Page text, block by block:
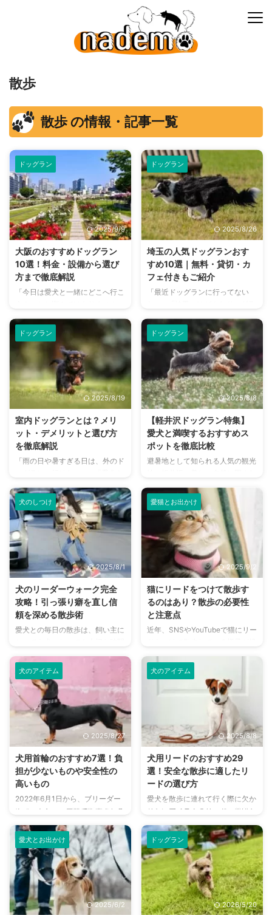
散歩
散歩 の情報・記事一覧
ドッグラン
2025/9/9
大阪のおすすめドッグラン
10選！料金・設備から選び
方まで徹底解説
「今日は愛犬と一緒にどこへ行こ
か？大阪には、広大な敷地でのび
のびと遊べるドッグランから、都
心でアクセスしやすい便利な施設
まで、魅力的なドッグランがたく
さんあります。 しかし、「初め
てドッグランに行くから不安」
「どの施設が愛犬に合っているか
わからない」という方も多いので
はないでしょうか。 この記事で
は、大阪府内にある人気のドッグ
ランを厳選し、料金、広さ、利用
条件、設備など、気になる情報を
網羅的に解説します。 さらに、
や、初心者でも安心して利用する
ための ...
ドッグラン
2025/8/26
埼玉の人気ドッグランおす
すめ10選｜無料・貸切・カ
フェ付きもご紹介
「最近ドッグランに行ってない
ンがあるんだろう？」 愛犬の運
動不足解消や、ストレス発散のた
めに、ドッグランを探している飼
い主さんは多いのではないでしょ
うか。しかし、いざ探してみる
と、たくさんの施設があってどこ
を選べばいいか迷ってしまいます
よね。 この記事では、埼玉県内
で特に人気の高いおすすめのドッ
グランを厳選してご紹介します。
愛犬と飼い主さんが笑顔になれる
ような、素敵なドッグランを見つ
けるためのヒントが満載です。
ら有料まで多様なドッグランがあ
り、 ...
ドッグラン
2025/8/19
室内ドッグランとは？メリ
ット・デメリットと選び方
を徹底解説
「雨の日や暑すぎる日は、外のド
思いっきり走らせてあげたいけ
ど、近所に広い公園がない…」。
そんな悩みを抱える飼い主さんの
間で、今「室内ドッグラン」が注
目を集めています。 天候に左右
されず、安全な環境で愛犬を自由
に遊ばせられる室内ドッグラン
は、多忙な現代の飼い主さんにと
って非常に便利な施設です。 こ
の記事では、室内ドッグランのメ
リットやデメリット、そして愛犬
と飼い主さんにとって最適な施設
を見つけるためのポイントを詳し
室内ドッグランは天候に左右され
ず ...
ドッグラン
2025/8/8
【軽井沢ドッグラン特集】
愛犬と満喫するおすすめス
ポットを徹底比較
避暑地として知られる人気の観光
たこの場所は、愛犬と一緒にリフ
レッシュするのに最適なスポット
です。 旅の醍醐味といえば、普
段のお散歩では味わえない、思い
っきり走り回れるドッグランでの
時間ですよね。しかし、軽井沢に
はたくさんのドッグランがあり、
「どこに行けばいいの？」「どん
な施設があるの？」と迷ってしま
う方も多いのではないでしょう
か。 この記事では、軽井沢エリ
アにある主要なドッグランを、そ
れぞれの特徴や魅力を交えながら
敷地でのびのび遊べる場所から、
カ ...
犬のしつけ
2025/8/1
犬のリーダーウォーク完全
攻略！引っ張り癖を直し信
頼を深める散歩術
愛犬との毎日の散歩は、飼い主に
です。しかし、「引っ張られて散
歩が大変」「拾い食いをして困
る」「他の犬に吠えてしまう」と
いった悩みを抱えている方も少な
くないでしょう。これらの問題行
動の多くは、実は散歩中の「リー
ダーシップ」が関係しているかも
しれません。 そこで今回注目し
たいのが、「リーダーウォーク」
です。これは、単に犬が引っ張ら
ないように歩くことだけを指すの
ではありません。散歩中、飼い主
がリーダーシップを発揮し、犬が
飼い主を信頼して横を並んで歩く
ことで、犬は安心感を得て、より
落 ...
愛猫とお出かけ
2025/9/2
猫にリードをつけて散歩す
るのはあり？散歩の必要性
と注意点
近年、SNSやYouTubeで猫にリー
稿されています。楽しそうに歩く
猫の姿を見ると、「猫も散歩がし
たいのかな？」「うちの子にも散
歩が必要なの？」と疑問に思いま
すよね。 猫によっては散歩が気
分転換になることもありますが、
ケガや脱走のリスクが高く、カラ
スに襲われるなどのトラブルも多
いです。 この記事では、猫にリ
ードをつけて散歩をする必要性や
デメリット、猫を散歩に連れて行
く場合の注意点について解説しま
す。 ぜひ最後までお読みいただ
き、飼い主さんと愛猫にとって散
歩が本当に必要なのかど ...
犬のアイテム
2025/8/27
犬用首輪のおすすめ7選！負
担が少ないものや安全性の
高いもの
2022年6月1日から、ブリーダー
やペットショップ等で販売される
犬や猫に対するマイクロチップ装
着が義務化されました。 飼い主
さんに対しては、現在のところ、
愛犬・愛猫へのマイクロチップ装
着は努力義務となっています。
なお、一般社団法人ペットフード
協会「全国犬猫飼育実態調査」に
よると、マイクロチップを装着し
犬のアイテム
2025/8/8
犬用リードのおすすめ29
選！安全な散歩に適したリ
ードの選び方
愛犬を散歩に連れて行く際に欠か
せないアイテムのリード。普段か
ら何気なく使っているリードです
が、実は目的に応じてさまざまな
タイプがあるということをご存知
ですか？ 毎日の散歩に使えるス
タンダードなものからトレーニン
グ専用のもの、色々な形に変形す
る多機能タイプなど、数多くのリ
ードが販売されています。 リー
愛犬とお出かけ
2025/6/2
ドッグラン
2026/5/20